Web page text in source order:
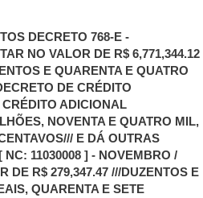
DECRETO 768-E -
NO VALOR DE R$ 6,771,344.12
E QUARENTA E QUATRO
DE CRÉDITO
ADICIONAL
NOVENTA E QUATRO MIL,
E DÁ OUTRAS
11030008 ] - NOVEMBRO /
DE R$ 279,347.47 ///DUZENTOS E
QUARENTA E SETE